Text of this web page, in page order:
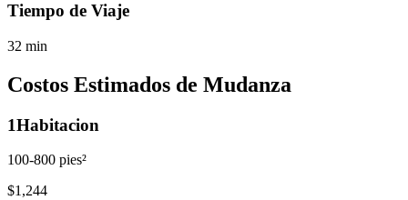
Tiempo de Viaje
32 min
Costos Estimados de Mudanza
1Habitacion
100-800 pies²
$1,244